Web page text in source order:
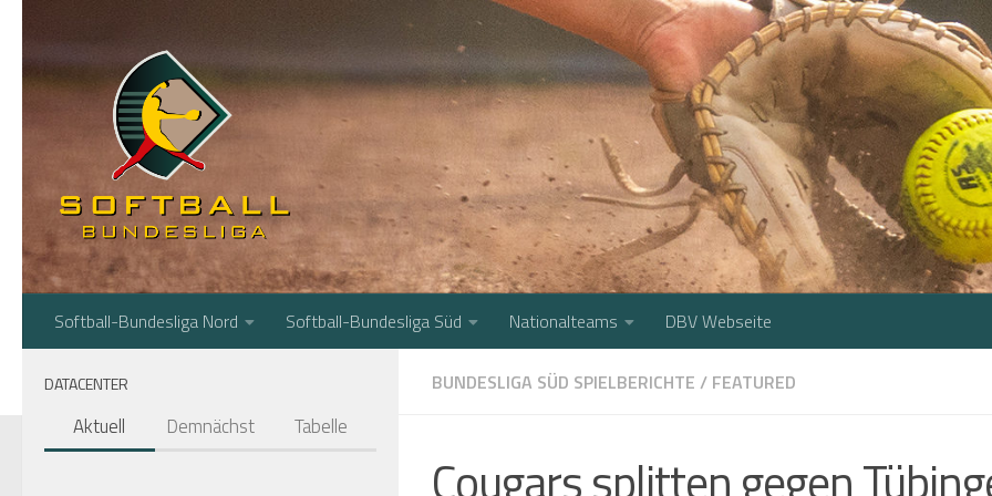
Softball-Bundesliga Nord Softball-Bundesliga Süd Nationalteams DBV Webseite
BUNDESLIGA SÜD SPIELBERICHTE / FEATURED
Cougars splitten gegen
DATACENTER
Aktuell Demnächst Tabelle